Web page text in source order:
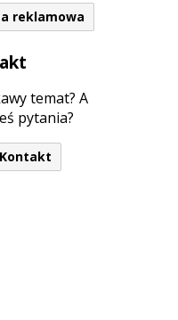
reklamowa
temat? A
pytania?
Kontakt